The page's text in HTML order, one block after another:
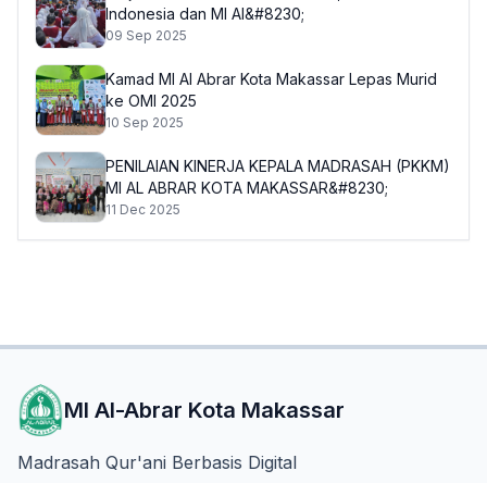
Indonesia dan MI Al&#8230;
09 Sep 2025
Kamad MI Al Abrar Kota Makassar Lepas Murid
ke OMI 2025
10 Sep 2025
PENILAIAN KINERJA KEPALA MADRASAH (PKKM)
MI AL ABRAR KOTA MAKASSAR&#8230;
11 Dec 2025
MI Al-Abrar Kota Makassar
Madrasah Qur'ani Berbasis Digital